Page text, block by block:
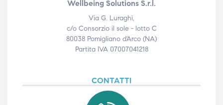
Wellbeing Solutions S.r.l.
Via G. Luraghi,
c/o Consorzio il sole - lotto C
80038 Pomigliano d'Arco (NA)
Partita IVA 07007041218
CONTATTI